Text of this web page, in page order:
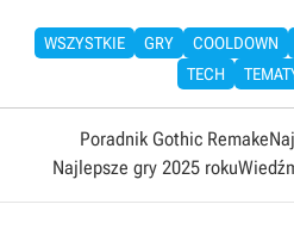
WSZYSTKIE GRY COOLDOWN
TECH
Poradnik Gothic Remake
Najlepsze gry 2025 roku